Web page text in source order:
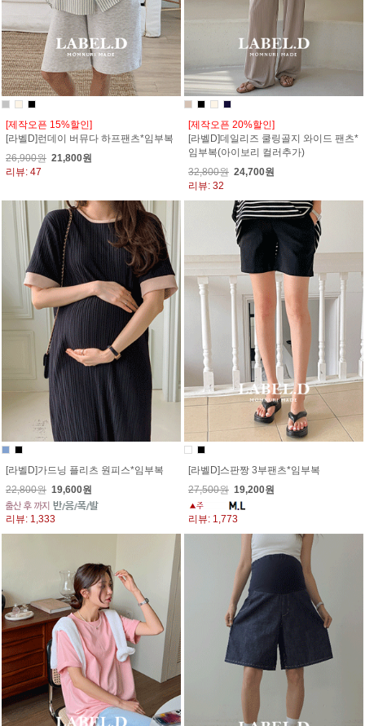
[제작오픈 15%할인]
[라벨D]런데이 버뮤다 하프팬츠*임부복
26,900원 21,800원
리뷰: 47
[제작오픈 20%할인]
[라벨D]데일리즈 쿨링골지 와이드 팬츠*
임부복(아이보리 컬러추가)
32,800원 24,700원
리뷰: 32
[라벨D]가드닝 플리츠 원피스*임부복
22,800원 19,600원
리뷰: 1,333
[라벨D]스판짱 3부팬츠*임부복
27,500원 19,200원
리뷰: 1,773